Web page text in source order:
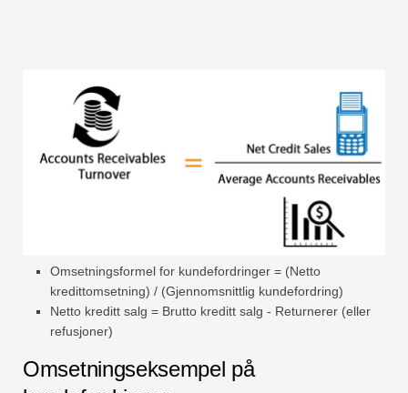
Omsetningsformel for kundefordringer = (Netto
kredittomsetning) / (Gjennomsnittlig kundefordring)
Netto kreditt salg = Brutto kreditt salg - Returnerer (eller
refusjoner)
Omsetningseksempel på